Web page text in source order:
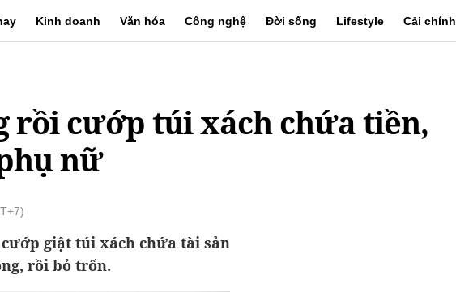
Kinh doanh Văn hóa Công nghệ Đời sống Lifestyle Cải chính
rồi cướp túi xách chứa tiền,
nữ
giật túi xách chứa tài sản
rồi bỏ trốn.